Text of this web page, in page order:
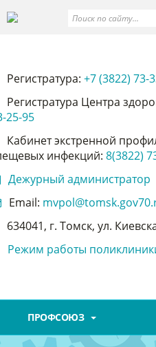
Регистратура: +7 (3822) 73-
Регистратура Центра
25-95
Кабинет экстренной
инфекций: 8(3822)
Дежурный администратор
Email:
634041, г. Томск, ул.
Режим работы
ПРОФСОЮЗ